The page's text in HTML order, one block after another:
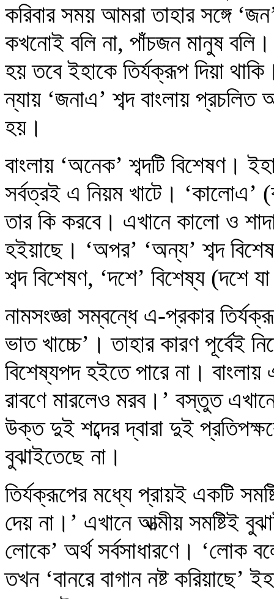
করিবার সময় আমরা তাহার সঙ্গে
কখনোই বলি না, পাঁচজন মানুষ
হয় তবে ইহাকে তির্যক্‌রূপ দিয়া
ন্যায় ‘জনাএ’ শব্দ বাংলায়
হয়।
বাংলায় ‘অনেক’ শব্দটি বিশেষণ।
সর্বত্রই এ নিয়ম খাটে। ‘কালোএ’
তার কি করবে। এখানে কালো ও
হইয়াছে। ‘অপর’ ‘অন্য’ শব্দ
শব্দ বিশেষণ, ‘দশে’ বিশেষ্য (দশে
নামসংজ্ঞা সম্বন্ধে এ-প্রকার
ভাত খাচ্চে’। তাহার কারণ পূর্বেই
বিশেষ্যপদ হইতে পারে না।
রাবণে মারলেও মরব।’ বস্তুত
উক্ত দুই শব্দের দ্বারা দুই
বুঝাইতেছে না।
তির্যক্‌রূপের মধ্যে প্রায়ই একটি
দেয় না।’ এখানে আত্মীয় সমষ্টিই
লোকে’ অর্থ সর্বসাধারণে। ‘লোক
তখন ‘বানরে বাগান নষ্ট করিয়াছে’